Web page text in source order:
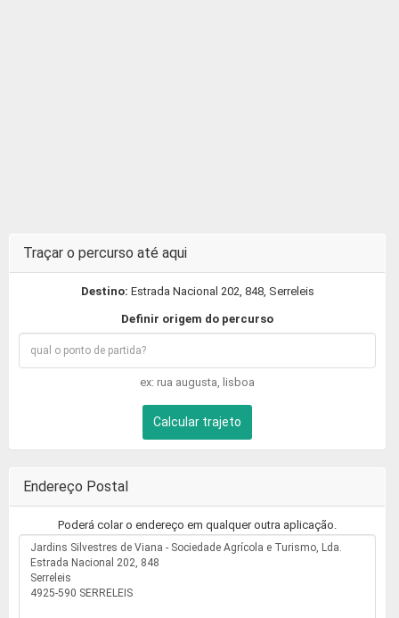
Traçar o percurso até aqui
Destino: Estrada Nacional 202, 848, Serreleis
Definir origem do percurso
ex: rua augusta, lisboa
Calcular trajeto
Endereço Postal
Poderá colar o endereço em qualquer outra aplicação.